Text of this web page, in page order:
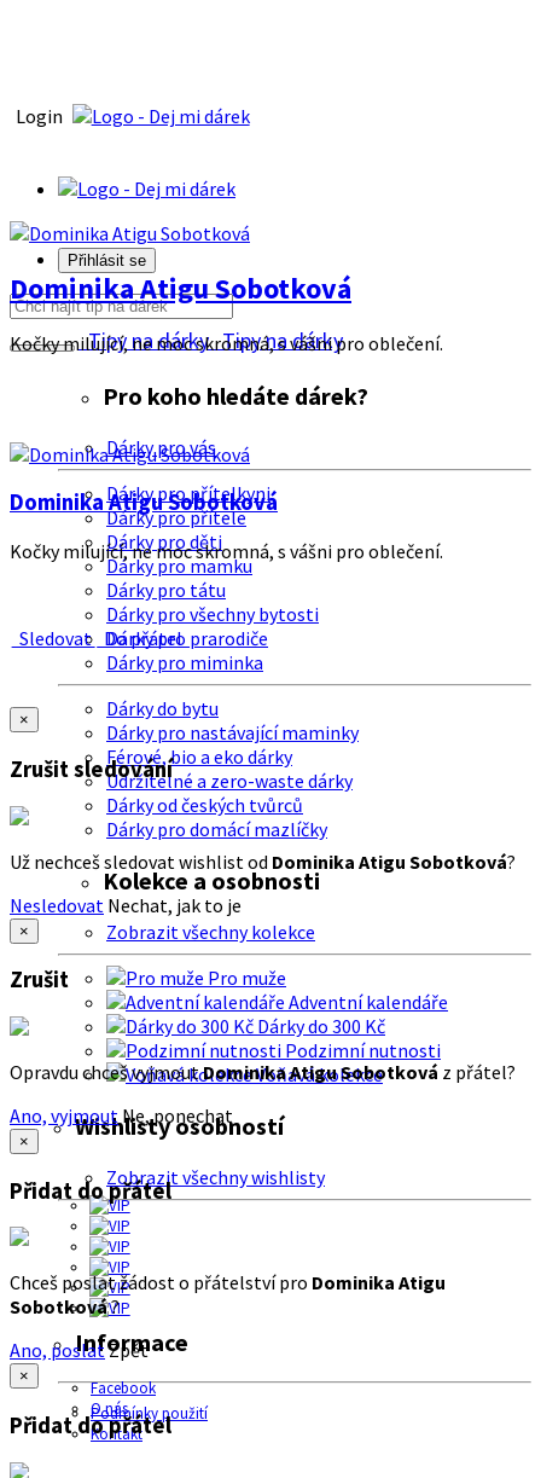
Login
Přihlásit se
Tipy na dárkyTipy na dárky
Pro koho hledáte dárek?
Dárky pro vás
Dárky pro přítelkyni
Dárky pro přítele
Dárky pro děti
Dárky pro mamku
Dárky pro tátu
Dárky pro všechny bytosti
Dárky pro prarodiče
Dárky pro miminka
Dárky do bytu
Dárky pro nastávající maminky
Férové, bio a eko dárky
Udržitelné a zero-waste dárky
Dárky od českých tvůrců
Dárky pro domácí mazlíčky
Kolekce a osobnosti
Zobrazit všechny kolekce
Pro muže
Adventní kalendáře
Dárky do 300 Kč
Podzimní nutnosti
Voňavá kolekce
Wishlisty osobností
Zobrazit všechny wishlisty
Informace
Facebook
O nás
Podmínky použití
Kontakt
Dominika Atigu Sobotková
Kočky milující, ne moc skromná, s vášni pro oblečení.
Dominika Atigu Sobotková
Kočky milující, ne moc skromná, s vášni pro oblečení.
Sledovat Do přátel
×
Zrušit sledování
Už nechceš sledovat wishlist od Dominika Atigu Sobotková?
Nesledovat Nechat, jak to je
×
Zrušit
Opravdu chceš vyjmoutDominika Atigu Sobotková z přátel?
Ano, vyjmout Ne, ponechat
×
Přidat do přátel
Chceš poslat žádost o přátelství pro Dominika Atigu
Sobotková?
Ano, poslatZpět
×
Přidat do přátel